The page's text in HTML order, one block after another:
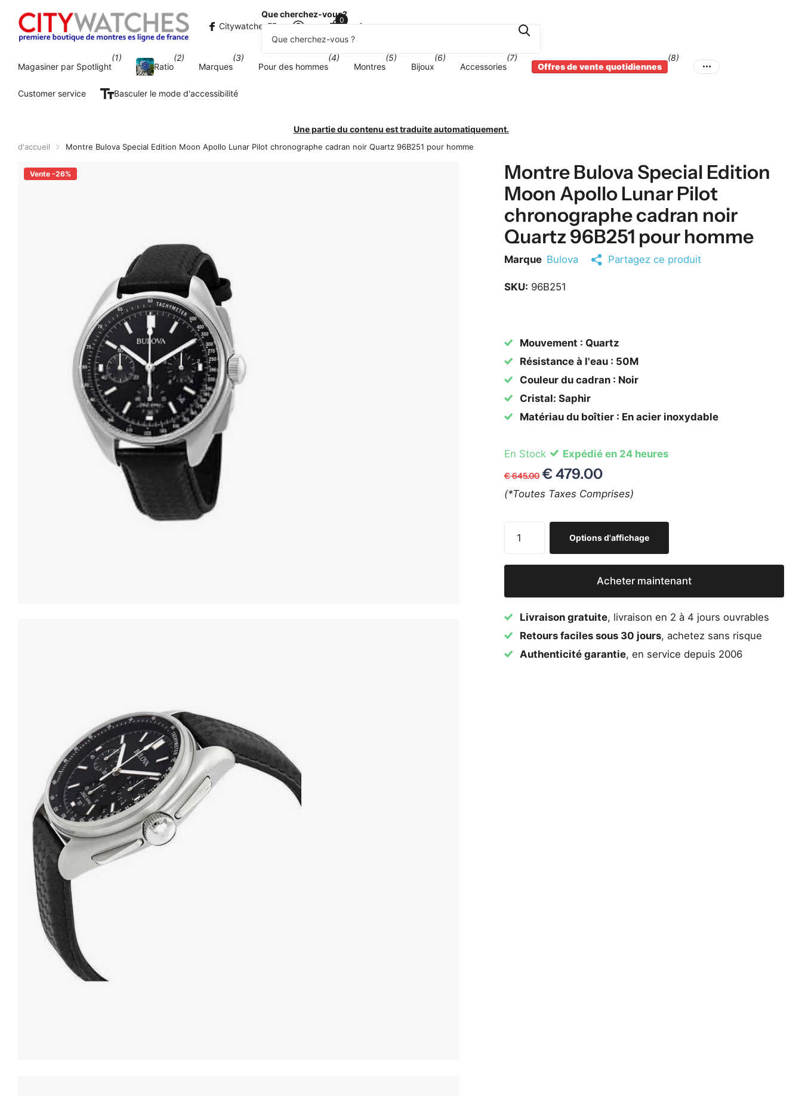
Que cherchez-vous?
CitywatchesFR
Panier
0
Magasiner par Spotlight
(1)
Ratio
(2)
Marques
(3)
Pour des hommes
(4)
Montres
(5)
Bijoux
(6)
Accessories
(7)
Offres de vente quotidiennes
(8)
Customer service Basculer le mode d'accessibilité
Une partie du contenu est traduite automatiquement.
d'accueil Montre Bulova Special Edition Moon Apollo Lunar Pilot chronographe cadran noir Quartz 96B251 pour homme
Vente -26%
Montre Bulova Special Edition
Moon Apollo Lunar Pilot
chronographe cadran noir
Quartz 96B251 pour homme
Marque Bulova Partagez ce produit
SKU: 96B251
Mouvement : Quartz
Résistance à l'eau : 50M
Couleur du cadran : Noir
Cristal: Saphir
Matériau du boîtier : En acier inoxydable
En Stock Expédié en 24 heures
€ 645.00€ 479.00
(*Toutes Taxes Comprises)
Options d'affichage
Acheter maintenant
Livraison gratuite, livraison en 2 à 4 jours ouvrables
Retours faciles sous 30 jours, achetez sans risque
Authenticité garantie, en service depuis 2006